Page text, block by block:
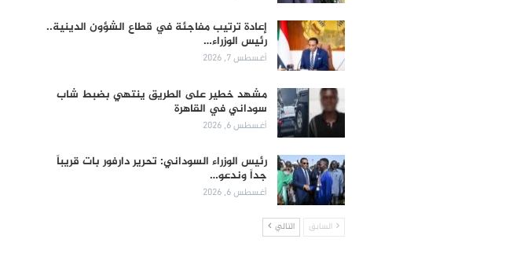
إعادة ترتيب مفاجئة في قطاع الشؤون الدينية..
رئيس الوزراء…
أغسطس 7, 2026
مشهد خطير على الطريق ينتهي بضبط شاب
سوداني في القاهرة
أغسطس 6, 2026
رئيس الوزراء السوداني: تحرير دارفور بات قريباً
جداً وندعو…
أغسطس 6, 2026
السابق التالي